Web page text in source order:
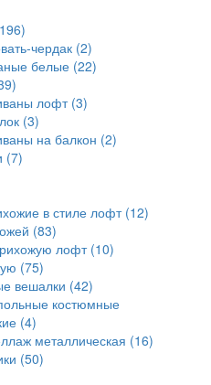
чердак (2)
белые (22)
лофт (3)
(3)
на балкон (2)
(7)
в стиле лофт (12)
(83)
лофт (10)
(75)
вешалки (42)
костюмные
(4)
металлическая (16)
(50)